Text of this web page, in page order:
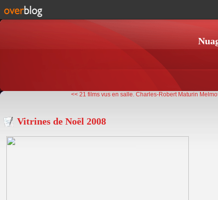
<< 21 films vus en salle. Charles-Robert Maturin
Vitrines de Noël 2008